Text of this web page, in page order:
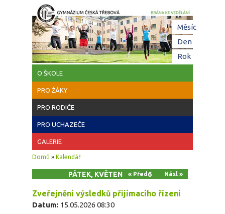
Přejít k hlavnímu obsahu
O ŠKOLE
PRO ŽÁKY
PRO RODIČE
PRO UCHAZEČE
GALERIE
Jste zde
Domů » Kalendář
PÁTEK, KVĚTEN 15, 2026
« Před Násl »
Zveřejnění výsledků přijímacího řízení
Datum: 15.05.2026 08:30
Měsíc
Den(aktivní
Rok